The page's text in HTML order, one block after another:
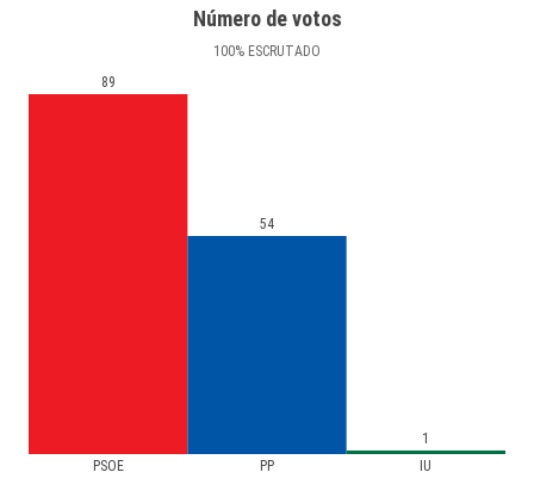
Número de votos
100% ESCRUTADO
PSOE PP IU
89
54
1